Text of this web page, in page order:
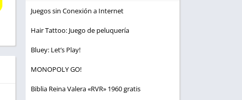
Juegos sin Conexión a Internet
Hair Tattoo: Juego de peluquería
Bluey: Let’s Play!
MONOPOLY GO!
Biblia Reina Valera «RVR» 1960 gratis